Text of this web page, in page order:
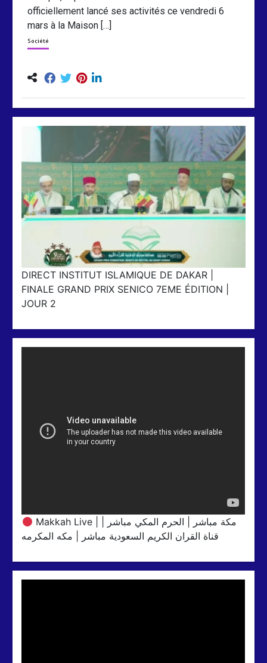
officiellement lancé ses activités ce vendredi 6
mars à la Maison […]
Société
DIRECT INSTITUT ISLAMIQUE DE DAKAR |
FINALE GRAND PRIX SENICO 7EME ÉDITION |
JOUR 2
Makkah Live | مكة مباشر | الحرم المكي مباشر |
قناة القران الكريم السعودية مباشر | مكه المكرمه